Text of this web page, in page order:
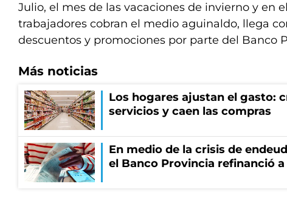
Julio, el mes de las vacaciones de invierno y en
trabajadores cobran el medio aguinaldo, llega
descuentos y promociones por parte del Banco
Más noticias
Los hogares ajustan el gasto:
servicios y caen las compras
En medio de la crisis de
el Banco Provincia refinanció